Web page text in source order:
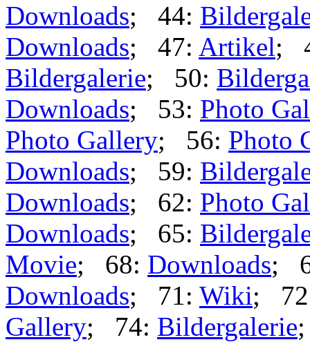
Downloads; 44:
Downloads; 47: Artikel;
Bildergalerie; 50:
Downloads; 53: Photo
Photo Gallery; 56: Photo
Downloads; 59:
Downloads; 62: Photo
Downloads; 65:
Movie; 68: Downloads;
Downloads; 71: Wiki;
Gallery; 74: Bildergalerie